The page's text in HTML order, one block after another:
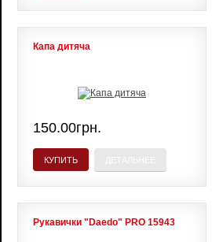
Капа дитяча
150.00грн.
КУПИТЬ
Рукавички "Daedo" PRO 15943